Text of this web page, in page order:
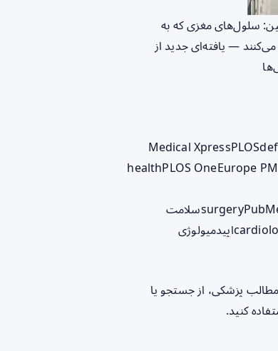
سلول‌های مغزی که به
— یافته‌ای جدید از
Medical XpressPLOS
healthPLOS OneEurope
surgeryسلامت
اپیدمیولوژی
مطالب پزشکی، از جستجو یا
کنید.